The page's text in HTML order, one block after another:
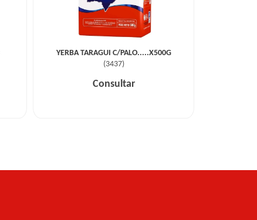
YERBA TARAGUI C/PALO.....X500G
(3437)
Consultar